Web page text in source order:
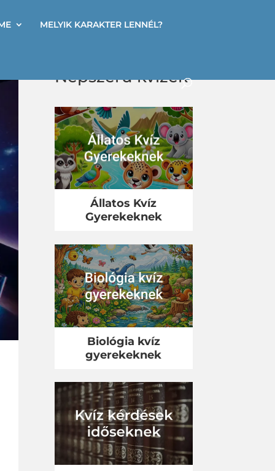
MELYIK KARAKTER LENNÉL?
Népszerű kvízek
Állatos Kvíz
Gyerekeknek
Biológia kvíz
gyerekeknek